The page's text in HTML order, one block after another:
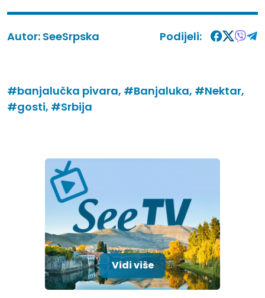
Autor: SeeSrpska Podijeli:
#banjalučka pivara, #Banjaluka, #Nektar,
#gosti, #Srbija
Vidi više